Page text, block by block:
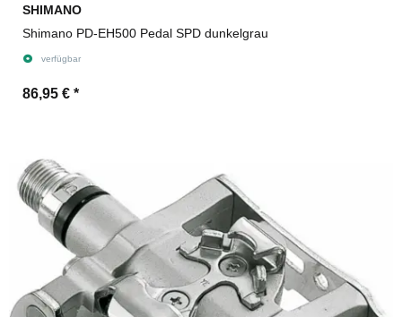
SHIMANO
Shimano PD-EH500 Pedal SPD dunkelgrau
verfügbar
86,95 € *